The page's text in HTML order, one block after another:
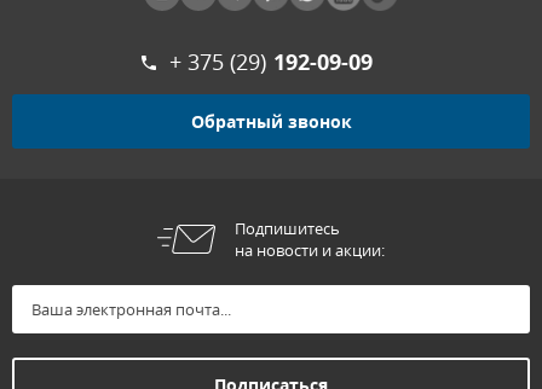
+ 375 (29) 192-09-09
Обратный звонок
Подпишитесь
на новости и акции: